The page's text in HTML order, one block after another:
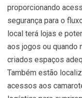
proporcionando
segurança para o
local terá lojas e
aos jogos ou quando
criados espaços
Também estão
acessos aos